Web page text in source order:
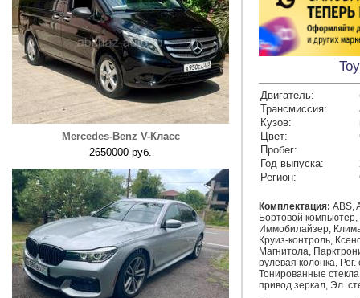
Mercedes-Benz V-Класс
2650000 руб.
Двигатель:
Трансмиссия:
Кузов:
Цвет:
Пробег:
Год выпуска:
Регион:
Комплектация: ABS,
Бортовой
Иммобилайзер,
Круиз-контроль,
Магнитола,
рулевая колонка,
Тонированные
привод зеркал, Эл.